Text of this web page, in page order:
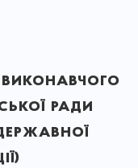
ради